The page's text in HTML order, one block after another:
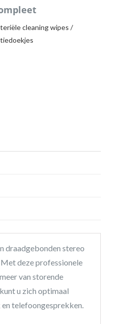
cleaning wipes /
draadgebonden stereo
deze professionele
van storende
u zich optimaal
telefoongesprekken.